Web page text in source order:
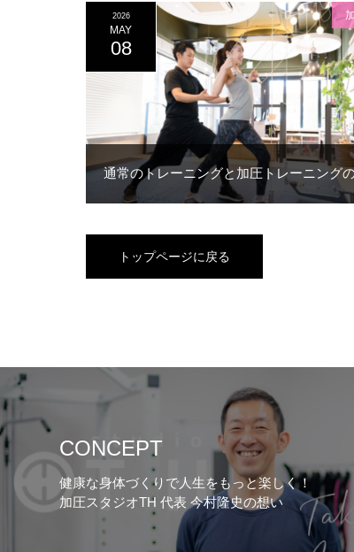
通常のトレーニングと加圧トレーニング
2026
MAY
08
トップページに戻る
CONCEPT
健康な身体づくりで人生をもっと楽しく！
加圧スタジオTH 代表 今村隆史の想い